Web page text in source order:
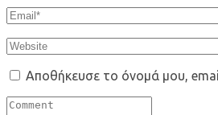
Αποθήκευσε το όνομά μου,